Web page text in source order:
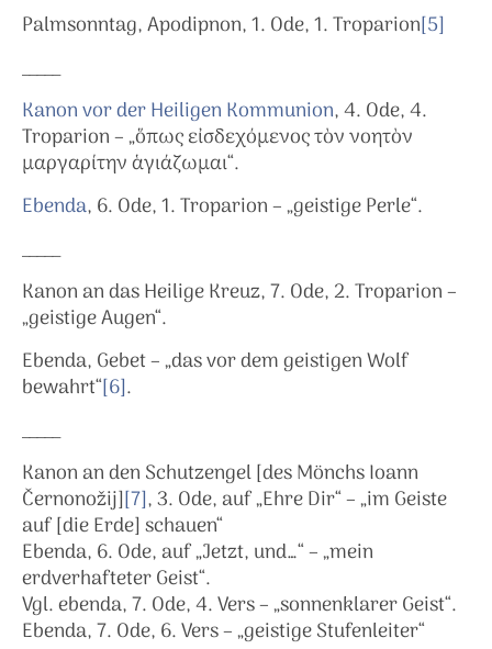
Palmsonntag, Apodipnon, 1. Ode, 1. Troparion[5]
_____
Kanon vor der Heiligen Kommunion, 4. Ode, 4.
Troparion – „ὅπως εἰσδεχόμενος τὸν νοητὸν
μαργαρίτην ἁγιάζωμαι“.
Ebenda, 6. Ode, 1. Troparion – „geistige Perle“.
_____
Kanon an das Heilige Kreuz, 7. Ode, 2. Troparion –
„geistige Augen“.
Ebenda, Gebet – „das vor dem geistigen Wolf
bewahrt“[6].
_____
Kanon an den Schutzengel [des Mönchs Ioann
Černonožij][7], 3. Ode, auf „Ehre Dir“ – „im Geiste
auf [die Erde] schauen“
Ebenda, 6. Ode, auf „Jetzt, und…“ – „mein
erdverhafteter Geist“.
Vgl. ebenda, 7. Ode, 4. Vers – „sonnenklarer Geist“.
Ebenda, 7. Ode, 6. Vers – „geistige Stufenleiter“